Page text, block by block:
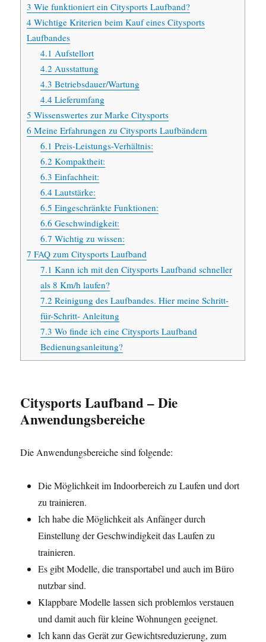
3 Wie funktioniert ein Citysports Laufband?
4 Wichtige Kriterien beim Kauf eines Citysports
Laufbandes
4.1 Aufstellort
4.2 Ausstattung
4.3 Betriebsdauer/Wartung
4.4 Lieferumfang
5 Wissenswertes zur Marke Citysports
6 Meine Erfahrungen zu Citysports Laufbändern
6.1 Preis-Leistungs-Verhältnis:
6.2 Kompaktheit:
6.3 Einfachheit:
6.4 Lautstärke:
6.5 Eingeschränkte Funktionen:
6.6 Geschwindigkeit:
6.7 Wichtig zu wissen:
7 FAQ zum Citysports Laufband
7.1 Kann ich mit den Citysports Laufband schneller
als 8 Km/h laufen?
7.2 Reinigung des Laufbandes. Hier meine Schritt-
für-Schritt- Anleitung
7.3 Wo finde ich eine Citysports Laufband
Bedienungsanleitung?
Citysports Laufband – Die
Anwendungsbereiche
Die Anwendungsbereiche sind folgende:
Die Möglichkeit im Indoorbereich zu Laufen und dort
zu trainieren.
Ich habe die Möglichkeit als Anfänger durch
Einstellung der Geschwindigkeit das Laufen zu
trainieren.
Es gibt Modelle, die transportabel und auch im Büro
nutzbar sind.
Klappbare Modelle lassen sich problemlos verstauen
und damit auch für kleine Wohnungen geeignet.
Ich kann das Gerät zur Gewichtsreduzierung, zum